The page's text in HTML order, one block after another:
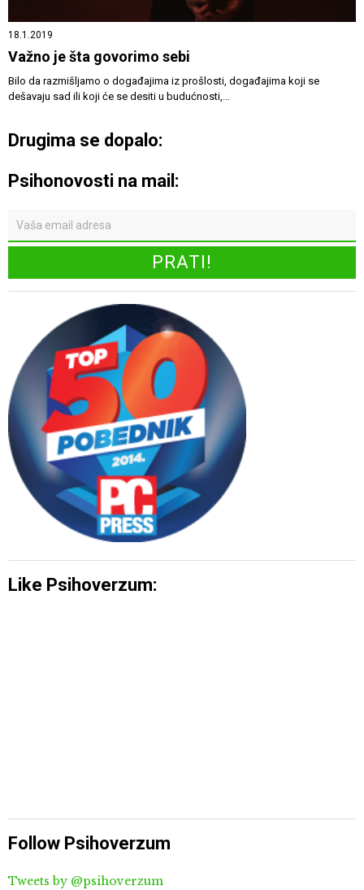
18.1.2019
Važno je šta govorimo sebi
Bilo da razmišljamo o događajima iz prošlosti, događajima koji se
dešavaju sad ili koji će se desiti u budućnosti,...
Drugima se dopalo:
Psihonovosti na mail:
Like Psihoverzum:
Follow Psihoverzum
Tweets by @psihoverzum